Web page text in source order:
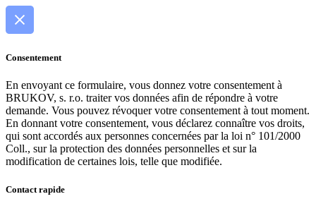
Consentement
En envoyant ce formulaire, vous donnez votre consentement à
BRUKOV, s. r.o. traiter vos données afin de répondre à votre
demande. Vous pouvez révoquer votre consentement à tout moment.
En donnant votre consentement, vous déclarez connaître vos droits,
qui sont accordés aux personnes concernées par la loi n° 101/2000
Coll., sur la protection des données personnelles et sur la
modification de certaines lois, telle que modifiée.
Contact rapide